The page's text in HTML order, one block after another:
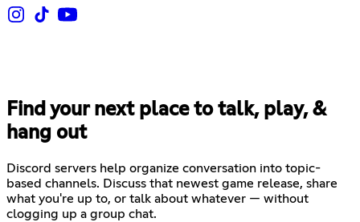
Find your next place to talk, play, &
hang out
Discord servers help organize conversation into topic-
based channels. Discuss that newest game release, share
what you're up to, or talk about whatever — without
clogging up a group chat.